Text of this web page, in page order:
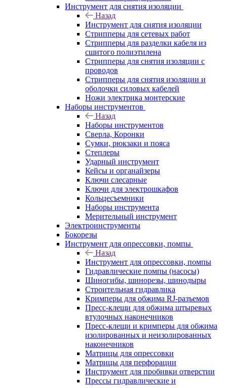
Инструмент для снятия изоляции
Назад
Инструмент для снятия изоляции
Стрипперы для сетевых работ
Стрипперы для разделки кабеля из
сшитого полиэтилена
Cтрипперы для снятия изоляции с
проводов
Стрипперы для снятия изоляции и
оболочки силовых кабелей
Ножи электрика монтерские
Наборы инструментов
Назад
Наборы инструментов
Сверла, Коронки
Сумки, рюкзаки и пояса
Степлеры
Ударный инструмент
Кейсы и органайзеры
Ключи слесарные
Ключи для электрошкафов
Кольцесъемники
Наборы инструмента
Мерительный инструмент
Электроинструменты
Бокорезы
Инструмент для опрессовки, помпы
Назад
Инструмент для опрессовки, помпы
Гидравлические помпы (насосы)
Шиногибы, шинорезы, шинодыры
Строительная гидравлика
Кримперы для обжима RJ-разъемов
Пресс-клещи для обжима штыревых
втулочных наконечников
Пресс-клещи и кримперы для обжима
изолированных и неизолированных
наконечников
Матрицы для опрессовки
Матрицы для перфорации
Инструмент для пробивки отверстии
Прессы гидравлические и